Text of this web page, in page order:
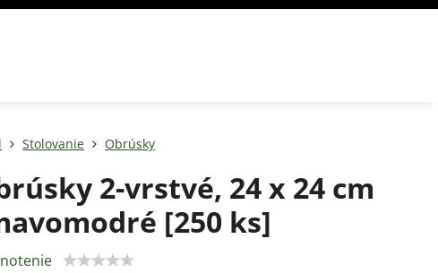
Stolovanie Obrúsky
2-vrstvé, 24 x 24 cm
[250 ks]